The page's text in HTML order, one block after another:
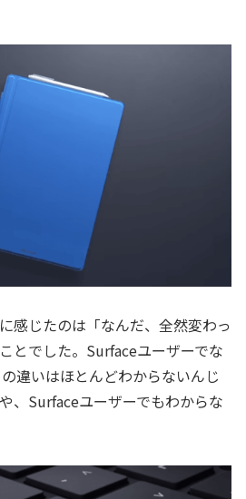
感じたのは「なんだ、全然変わっ
とでした。Surfaceユーザーでな
違いはほとんどわからないんじ
、Surfaceユーザーでもわからな